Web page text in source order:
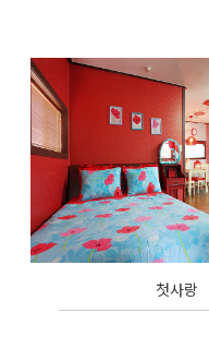
첫사랑